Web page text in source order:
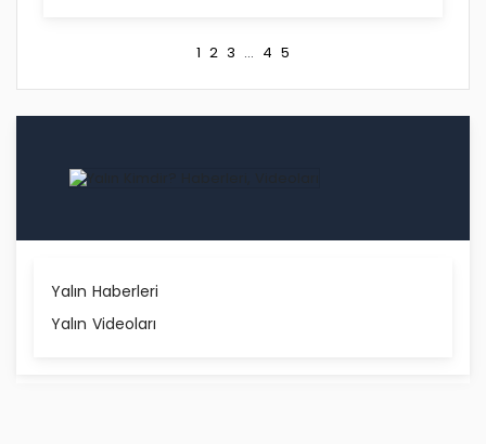
1 2 3 ... 4 5
Yalın Haberleri
Yalın Videoları